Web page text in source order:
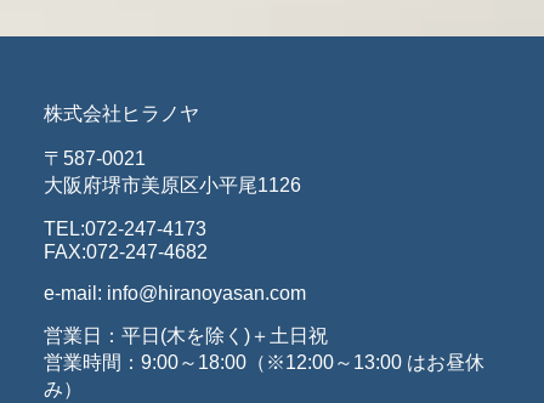
株式会社ヒラノヤ
〒587-0021
大阪府堺市美原区小平尾1126
TEL:072-247-4173
FAX:072-247-4682
e-mail: info@hiranoyasan.com
営業日：平日(木を除く)＋土日祝
営業時間：9:00～18:00（※12:00～13:00 はお昼休
み）